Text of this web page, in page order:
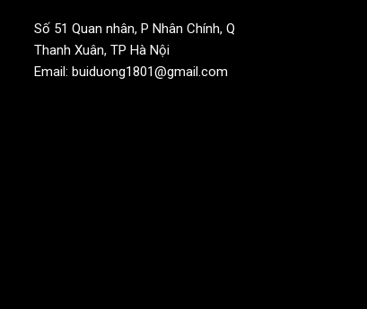
Số 51 Quan nhân, P Nhân Chính, Q
Thanh Xuân, TP Hà Nội
Email: buiduong1801@gmail.com